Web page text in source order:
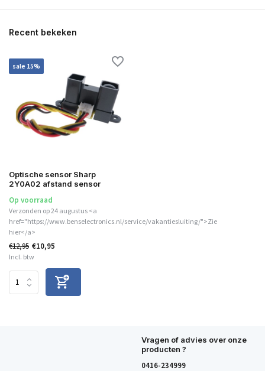
Recent bekeken
sale 15%
Optische sensor Sharp
2Y0A02 afstand sensor
Op voorraad
Verzonden op 24 augustus <a
href="https://www.benselectronics.nl/service/vakantiesluiting/">Zie
hier</a>
€12,95 €10,95
Incl. btw
Vragen of advies over onze
producten ?
0416-234999